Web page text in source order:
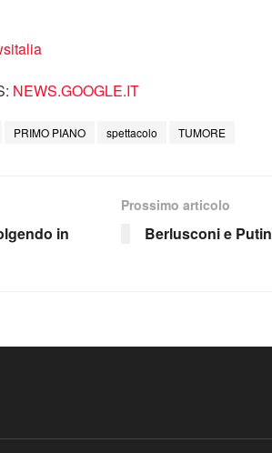
NEWS.GOOGLE.IT
PRIMO PIANO spettacolo TUMORE
in
Prossimo articolo
Berlusconi e Putin